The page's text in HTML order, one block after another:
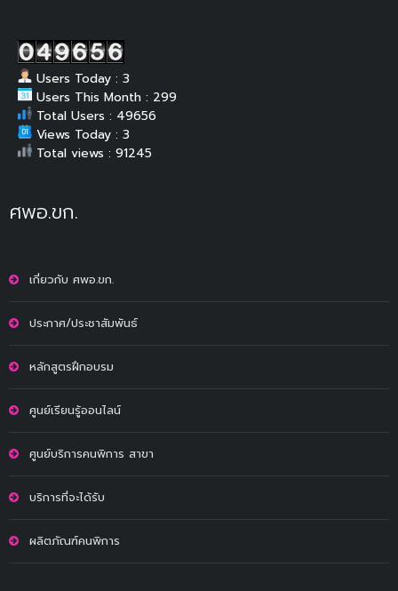
Users Today : 3
Users This Month : 299
Total Users : 49656
Views Today : 3
Total views : 91245
ศพอ.ขก.
เกี่ยวกับ ศพอ.ขก.
ประกาศ/ประชาสัมพันธ์
หลักสูตรฝึกอบรม
ศูนย์เรียนรู้ออนไลน์
ศูนย์บริการคนพิการ สาขา
บริการที่จะได้รับ
ผลิตภัณฑ์คนพิการ